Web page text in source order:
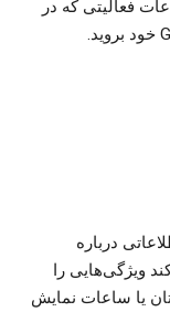
فعالیتی که در
درباره
ویژگی‌هایی را
یا ساعات نمایش